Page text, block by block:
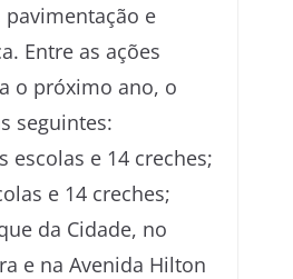
e
Entre as ações
o próximo ano, o
seguintes:
escolas e 14 creches;
e 14 creches;
da Cidade, no
e na Avenida Hilton